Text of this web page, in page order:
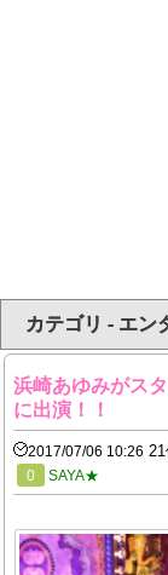
カテゴリ - エン
浜崎あゆみがス
に出演！！
2017/07/06 10:26
0 SAYA★